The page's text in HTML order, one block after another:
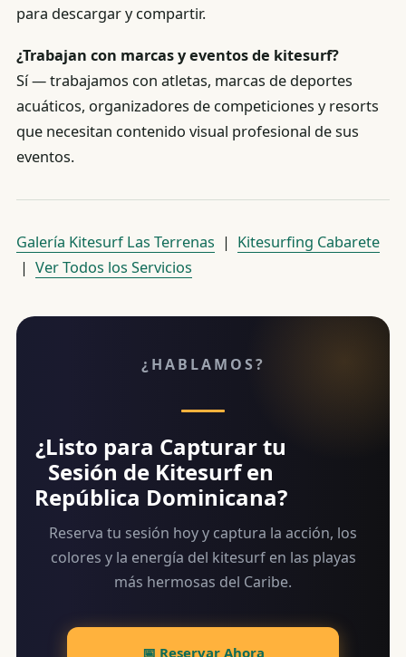
para descargar y compartir.
¿Trabajan con marcas y eventos de kitesurf?
Sí — trabajamos con atletas, marcas de deportes
acuáticos, organizadores de competiciones y resorts
que necesitan contenido visual profesional de sus
eventos.
Galería Kitesurf Las Terrenas | Kitesurfing Cabarete
| Ver Todos los Servicios
¿HABLAMOS?
¿Listo para Capturar tu
Sesión de Kitesurf en
República Dominicana?
Reserva tu sesión hoy y captura la acción, los
colores y la energía del kitesurf en las playas
más hermosas del Caribe.
📅 Reservar Ahora